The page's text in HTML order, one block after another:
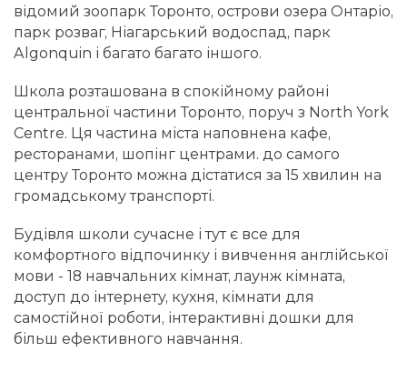
відомий зоопарк Торонто, острови озера Онтаріо,
парк розваг, Ніагарський водоспад, парк
Algonquin і багато багато іншого.
Школа розташована в спокійному районі
центральної частини Торонто, поруч з North York
Centre. Ця частина міста наповнена кафе,
ресторанами, шопінг центрами. до самого
центру Торонто можна дістатися за 15 хвилин на
громадському транспорті.
Будівля школи сучасне і тут є все для
комфортного відпочинку і вивчення англійської
мови - 18 навчальних кімнат, лаунж кімната,
доступ до інтернету, кухня, кімнати для
самостійної роботи, інтерактивні дошки для
більш ефективного навчання.